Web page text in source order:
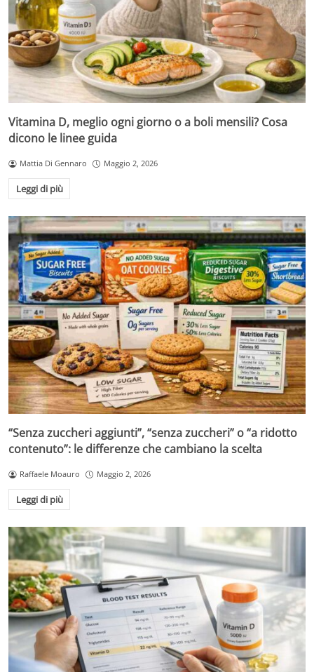
Vitamina D, meglio ogni giorno o a boli mensili? Cosa
dicono le linee guida
Mattia Di Gennaro Maggio 2, 2026
Leggi di più
“Senza zuccheri aggiunti”, “senza zuccheri” o “a ridotto
contenuto”: le differenze che cambiano la scelta
Raffaele Moauro Maggio 2, 2026
Leggi di più